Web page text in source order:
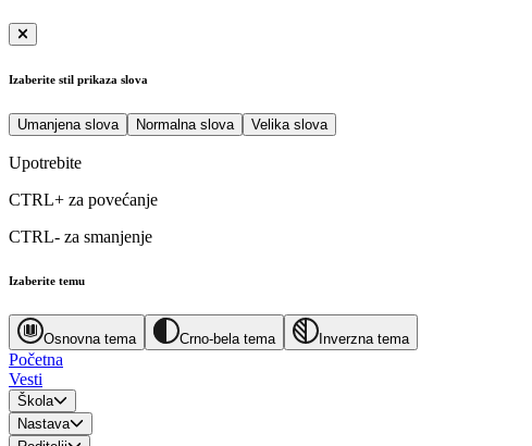
Izaberite stil prikaza slova
Umanjena slova Normalna slova Velika slova
Upotrebite
CTRL+ za povećanje
CTRL- za smanjenje
Izaberite temu
Osnovna tema Crno-bela tema Inverzna tema
Početna
Vesti
Škola
Nastava